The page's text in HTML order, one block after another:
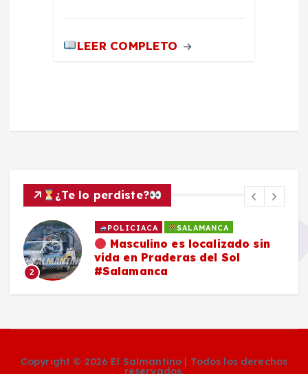
LEER COMPLETO
¿Te lo perdiste?
2
POLICIACA SALAMANCA
Masculino es localizado sin
vida en Praderas del Sol
#Salamanca
Copyright © 2026 El Salmantino | Todos los derechos
reservados.